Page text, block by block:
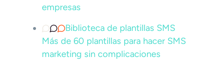
empresas
Biblioteca de plantillas SMS
Más de 60 plantillas para hacer SMS
marketing sin complicaciones